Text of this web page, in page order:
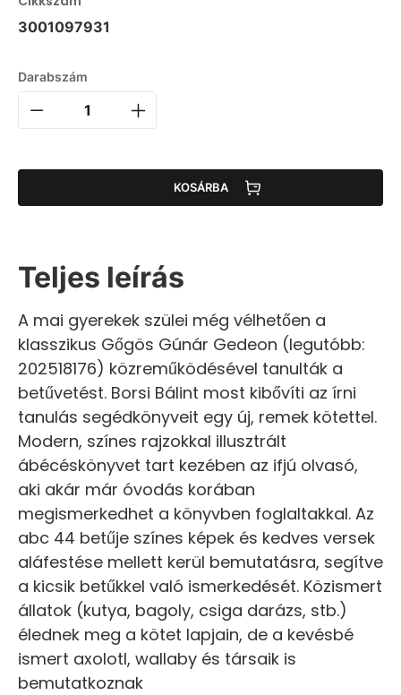
3001097931
Darabszám
KOSÁRBA
Teljes leírás
A mai gyerekek szülei még vélhetően a
klasszikus Gőgös Gúnár Gedeon (legutóbb:
202518176) közreműködésével tanulták a
betűvetést. Borsi Bálint most kibővíti az írni
tanulás segédkönyveit egy új, remek kötettel.
Modern, színes rajzokkal illusztrált
ábécéskönyvet tart kezében az ifjú olvasó,
aki akár már óvodás korában
megismerkedhet a könyvben foglaltakkal. Az
abc 44 betűje színes képek és kedves versek
aláfestése mellett kerül bemutatásra, segítve
a kicsik betűkkel való ismerkedését. Közismert
állatok (kutya, bagoly, csiga darázs, stb.)
élednek meg a kötet lapjain, de a kevésbé
ismert axolotl, wallaby és társaik is
bemutatkoznak